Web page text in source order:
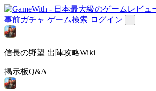
事前ガチャ ゲーム検索 ログイン
信長の野望 出陣攻略Wiki
掲示板Q&A